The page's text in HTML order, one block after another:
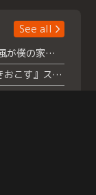
See all
浮所飛貴主演！ 【夏色の風が僕の家にやってきた】 本日よりテラサで独占配信スタート！
『夏色の雲が恋と嵐をまきおこす』スペシャルメイキング 【Part1】2026年７月18日（土）23時30分～配信スタート！話題のシーンの裏側を大公開！豪華キャスト大集合！ 『武宮家 真夏の家族会議』開催！